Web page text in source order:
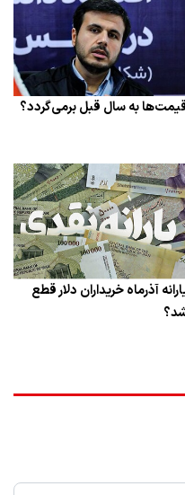
به سال قبل برمی‌گردد؟
آذرماه خریداران دلار قطع